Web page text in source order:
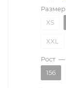
Размер
XS
XXL
Рост —
156